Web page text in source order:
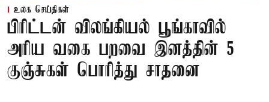
உலக செய்திகள்
பிரிட்டன் விலங்கியல் பூங்காவில்
அரிய வகை பறவை இனத்தின் 5
குஞ்சுகள் பொரித்து சாதனை